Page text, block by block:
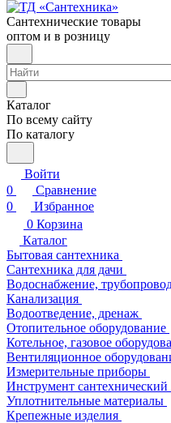
Сантехнические товары
оптом и в розницу
Каталог
По всему сайту
По каталогу
Войти
0
Сравнение
0
Избранное
0 Корзина
Каталог
Бытовая сантехника
Сантехника для дачи
Водоснабжение,
Канализация
Водоотведение, дренаж
Отопительное оборудование
Котельное, газовое
Вентиляционное
Измерительные приборы
Инструмент сантехнический
Уплотнительные материалы
Крепежные изделия